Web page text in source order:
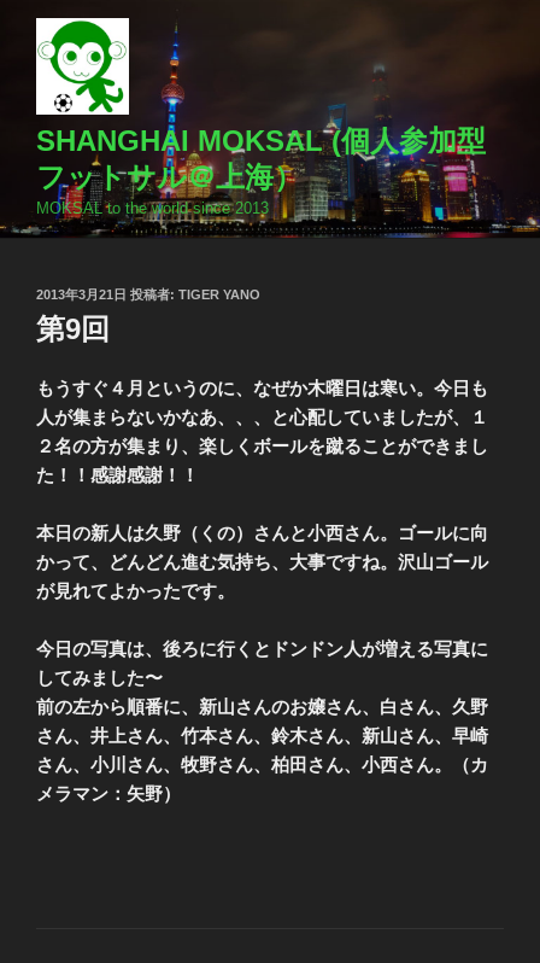
ッ
SHANGHAI MOKSAL (個人参加型
フットサル＠上海）
MOKSAL to the world since 2013
投
稿
日:
2013年3月21日 投稿者: TIGER YANO
第9回
もうすぐ４月というのに、なぜか木曜日は寒い。今日も
人が集まらないかなあ、、、と心配していましたが、１
２名の方が集まり、楽しくボールを蹴ることができまし
た！！感謝感謝！！
本日の新人は久野（くの）さんと小西さん。ゴールに向
かって、どんどん進む気持ち、大事ですね。沢山ゴール
が見れてよかったです。
今日の写真は、後ろに行くとドンドン人が増える写真に
してみました〜
前の左から順番に、新山さんのお嬢さん、白さん、久野
さん、井上さん、竹本さん、鈴木さん、新山さん、早崎
さん、小川さん、牧野さん、柏田さん、小西さん。（カ
メラマン：矢野）